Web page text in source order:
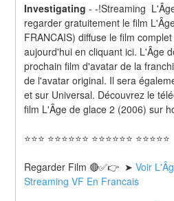
Investigating --!Streaming
regarder gratuitement le film
FRANCAIS) diffuse le film
aujourd'hui en cliquant ici. L'Âge
prochain film d'avatar de la
de l'avatar original. Il sera
et sur Universal. Découvrez le
film L'Âge de glace 2 (2006) sur
⭐⭐⭐ ⭐⭐⭐⭐⭐⭐ ⭐⭐⭐⭐⭐⭐ ⭐⭐⭐⭐⭐
Regarder Film 🔴✅👉  ➤ Voir
Streaming VF En Francais